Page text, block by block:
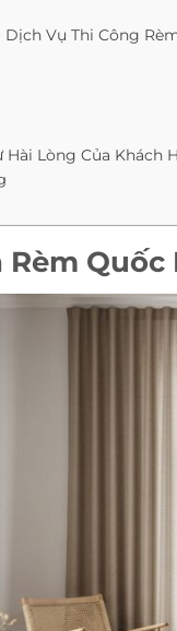
Vụ Thi Công
Lòng Của Khách
Rèm